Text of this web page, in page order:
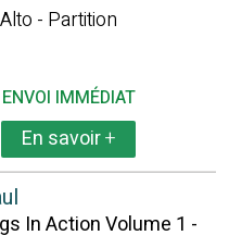
- Partition
ENVOI IMMÉDIAT
En savoir+
In Action Volume 1 -